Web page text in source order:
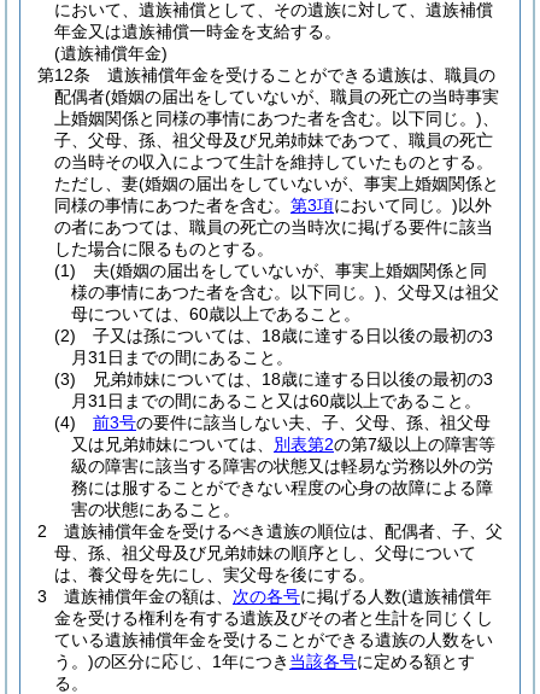
において、遺族補償として、その遺族に対して、遺族補償
年金又は遺族補償一時金を支給する。
(遺族補償年金)
第12条
遺族補償年金を受けることができる遺族は、職員の
配偶者(婚姻の届出をしていないが、職員の死亡の当時事実
上婚姻関係と同様の事情にあつた者を含む。以下同じ。)
子、父母、孫、祖父母及び兄弟姉妹であつて、職員の死亡
の当時その収入によつて生計を維持していたものとする。
ただし、妻(婚姻の届出をしていないが、事実上婚姻関係と
同様の事情にあつた者を含む。 第3項において同じ。)以外
の者にあつては、職員の死亡の当時次に掲げる要件に該当
した場合に限るものとする。
(1)
夫(婚姻の届出をしていないが、事実上婚姻関係と同
様の事情にあつた者を含む。以下同じ。) 、父母又は祖父
母については、60歳以上であること。
(2)
子又は孫については、18歳に達する日以後の最初の3
月31日までの間にあること。
(3)
兄弟姉妹については、18歳に達する日以後の最初の3
月31日までの間にあること又は60歳以上であること。
(4)
前3号の要件に該当しない夫、子、父母、孫、祖父母
又は兄弟姉妹については、 別表第2の第7級以上の障害等
級の障害に該当する障害の状態又は軽易な労務以外の労
務には服することができない程度の心身の故障による障
害の状態にあること。
2
遺族補償年金を受けるべき遺族の順位は、配偶者、子、父
母、孫、祖父母及び兄弟姉妹の順序とし、父母について
は、養父母を先にし、実父母を後にする。
3
遺族補償年金の額は、 次の各号に掲げる人数(遺族補償年
金を受ける権利を有する遺族及びその者と生計を同じくし
ている遺族補償年金を受けることができる遺族の人数をい
う。)の区分に応じ、1年につき 当該各号に定める額とす
る。